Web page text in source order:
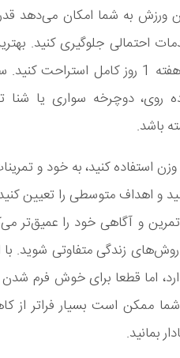
ورزش به شما امکان می‌دهد
احتمالی جلوگیری کنید.
وزن توسط یوگا این است که هر هفته 1 روز
روی، دوچرخه سواری یا شنا
باشد.
استفاده کنید، به خود و
و اهداف متوسطی را تعیین کنید
و آگاهی خود را عمیق‌تر
زندگی متفاوتی شوید. با
اما قطعا برای خوش فرم
شما ممکن است بسیار فراتر
بمانید.